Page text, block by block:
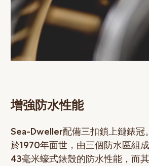
增強防水性能
Sea-Dweller配備三扣鎖上鏈錶冠
於1970年面世，由三個防水區組
43毫米蠔式錶殼的防水性能，而